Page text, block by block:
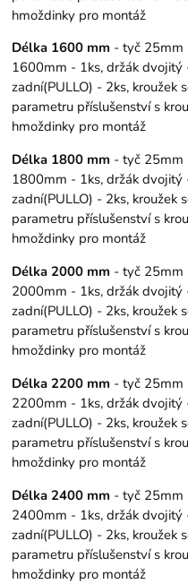
hmoždinky pro montáž
Délka 1600 mm - tyč 25mm
1600mm - 1ks, držák dvojitý
zadní(PULLO) - 2ks, kroužek
parametru příslušenství s
hmoždinky pro montáž
Délka 1800 mm - tyč 25mm
1800mm - 1ks, držák dvojitý
zadní(PULLO) - 2ks, kroužek
parametru příslušenství s
hmoždinky pro montáž
Délka 2000 mm - tyč 25mm
2000mm - 1ks, držák dvojitý
zadní(PULLO) - 2ks, kroužek
parametru příslušenství s
hmoždinky pro montáž
Délka 2200 mm - tyč 25mm
2200mm - 1ks, držák dvojitý
zadní(PULLO) - 2ks, kroužek
parametru příslušenství s
hmoždinky pro montáž
Délka 2400 mm - tyč 25mm
2400mm - 1ks, držák dvojitý
zadní(PULLO) - 2ks, kroužek
parametru příslušenství s
hmoždinky pro montáž